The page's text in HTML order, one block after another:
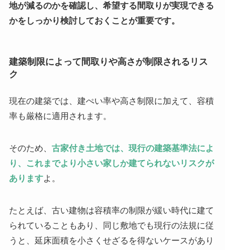
地が減るのかを確認し、希望する間取りが実現できる
かをしっかり検討しておくことが重要です。
建築制限によって間取りや高さが制限されるリス
ク
現在の建築では、建ぺい率や高さ制限に加えて、容積
率も厳格に適用されます。
そのため、 古家付き土地では、現行の建築基準法によ
り、これまでより小さい家しか建てられないリスクが
ありますよ。
たとえば、古い建物は容積率の制限が緩い時代に建て
られていることもあり、同じ敷地でも現行の法規に従
うと、延床面積を小さくせざるを得ないケースがあり